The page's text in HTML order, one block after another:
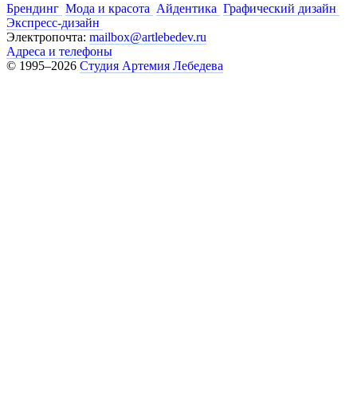
Брендинг Мода и красота Айдентика Графический дизайн
Экспресс-дизайн
Электропочта: mailbox@artlebedev.ru
Адреса и телефоны
© 1995–2026 Студия Артемия Лебедева